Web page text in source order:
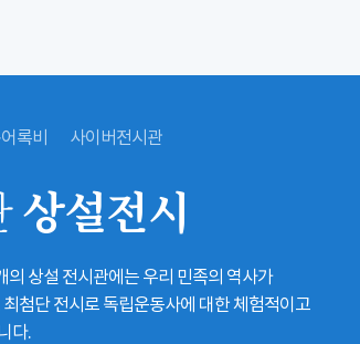
록비 사이버전시관
상설전시
의 상설 전시관에는 우리 민족의 역사가
첨단 전시로 독립운동사에 대한 체험적이고
다.